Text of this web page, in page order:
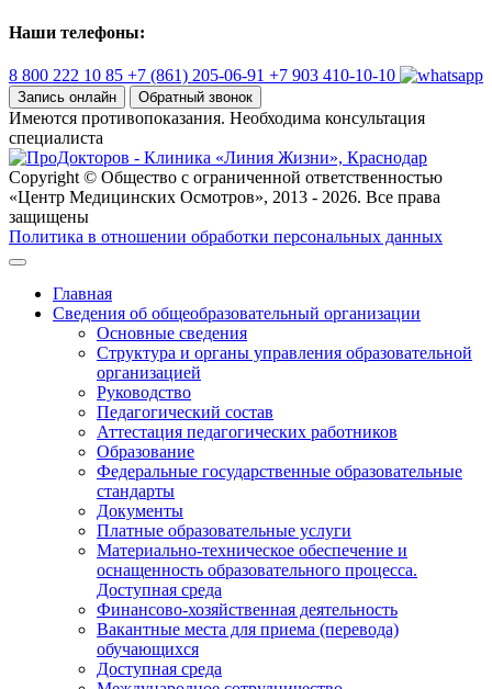
Наши телефоны:
8 800 222 10 85 +7 (861) 205-06-91 +7 903 410-10-10
Запись онлайн Обратный звонок
Имеются противопоказания. Необходима консультация
специалиста
Copyright © Общество с ограниченной ответственностью
«Центр Медицинских Осмотров», 2013 - 2026. Все права
защищены
Политика в отношении обработки персональных данных
Главная
Сведения об общеобразовательный организации
Основные сведения
Структура и органы управления образовательной
организацией
Руководство
Педагогический состав
Аттестация педагогических работников
Образование
Федеральные государственные образовательные
стандарты
Документы
Платные образовательные услуги
Материально-техническое обеспечение и
оснащенность образовательного процесса.
Доступная среда
Финансово-хозяйственная деятельность
Вакантные места для приема (перевода)
обучающихся
Доступная среда